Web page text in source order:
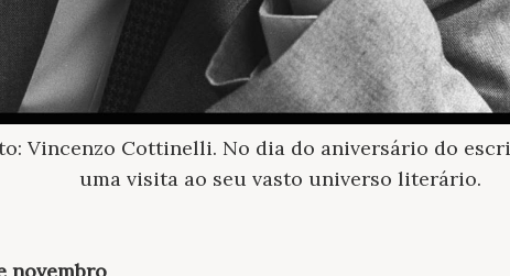
Vincenzo Cottinelli. No dia do aniversário do
uma visita ao seu vasto universo literário.